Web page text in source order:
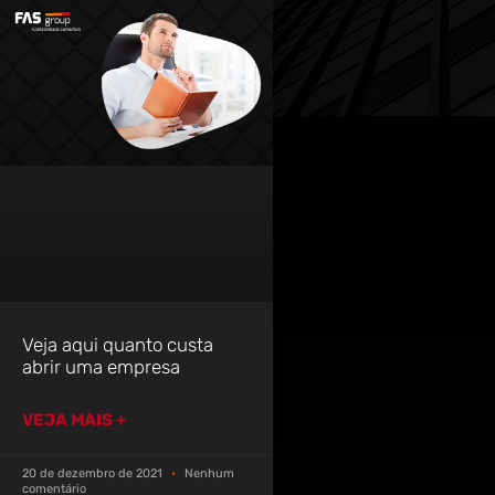
Veja aqui quanto custa
abrir uma empresa
VEJA MAIS +
20 de dezembro de 2021
Nenhum
comentário